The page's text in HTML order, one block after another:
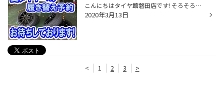
こんにちはタイヤ館磐田店です! そろそろ暖かくなってきました。 冬用タイヤから夏用タイヤへの履き替えのシーズンです。 予約も段々と埋まってきています。 お早めにご予約、お電話、ご来店お待ちしております。
2020年3月13日
< 1 2 3 >